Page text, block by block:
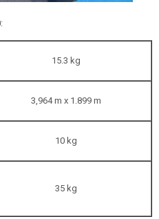
15.3 kg
3,964 m x 1.899 m
10 kg
35 kg